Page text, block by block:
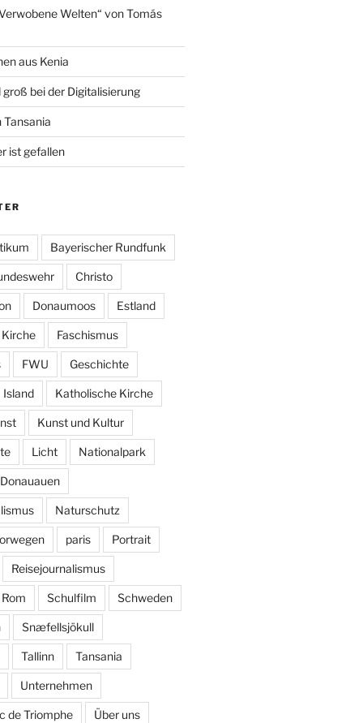
Welten“ von Tomás
aus Kenia
groß bei der Digitalisierung
Tansania
ist gefallen
Bayerischer Rundfunk
Christo
Donaumoos Estland
Faschismus
FWU Geschichte
Island Katholische Kirche
Kunst und Kultur
Licht Nationalpark
Naturschutz
paris Portrait
Reisejournalismus
Rom Schulfilm Schweden
Snæfellsjökull
Tallinn Tansania
Unternehmen
de Triomphe Über uns